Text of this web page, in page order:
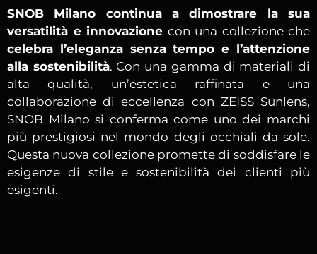
SNOB Milano continua a dimostrare la sua
versatilità e innovazione con una collezione che
celebra l’eleganza senza tempo e l’attenzione
alla sostenibilità. Con una gamma di materiali di
alta qualità, un’estetica raffinata e una
collaborazione di eccellenza con ZEISS Sunlens,
SNOB Milano si conferma come uno dei marchi
più prestigiosi nel mondo degli occhiali da sole.
Questa nuova collezione promette di soddisfare le
esigenze di stile e sostenibilità dei clienti più
esigenti.